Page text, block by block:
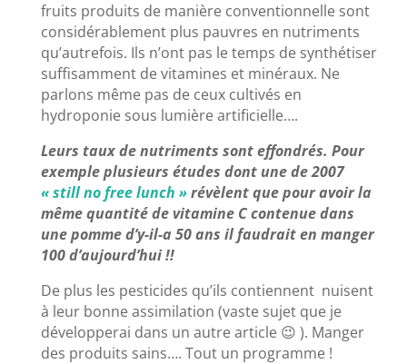
fruits produits de manière conventionnelle sont
considérablement plus pauvres en nutriments
qu’autrefois. Ils n’ont pas le temps de synthétiser
suffisamment de vitamines et minéraux. Ne
parlons même pas de ceux cultivés en
hydroponie sous lumière artificielle….
Leurs taux de nutriments sont effondrés. Pour
exemple plusieurs études dont une de 2007
« still no free lunch »révèlent que pour avoir la
même quantité de vitamine C contenue dans
une pomme d’y-il-a 50 ans il faudrait en manger
100 d’aujourd’hui !!
De plus les pesticides qu’ils contiennent nuisent
à leur bonne assimilation (vaste sujet que je
développerai dans un autre article 😉 ). Manger
des produits sains…. Tout un programme !